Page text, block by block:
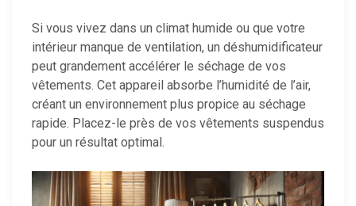
Si vous vivez dans un climat humide ou que votre
intérieur manque de ventilation, un déshumidificateur
peut grandement accélérer le séchage de vos
vêtements. Cet appareil absorbe l’humidité de l’air,
créant un environnement plus propice au séchage
rapide. Placez-le près de vos vêtements suspendus
pour un résultat optimal.